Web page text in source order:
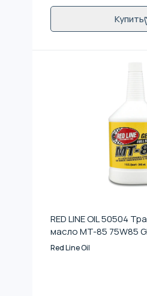
Купить
RED LINE OIL 50504
масло MT-85 75W85
Red Line Oil